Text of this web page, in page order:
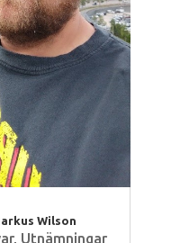
Wilson
, Utnämningar